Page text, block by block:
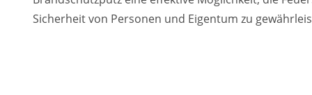
Sicherheit von Personen und Eigentum zu